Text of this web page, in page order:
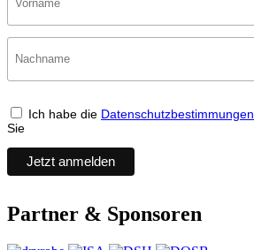
Ich habe die Datenschutzbestimmungen
Sie
Partner & Sponsoren